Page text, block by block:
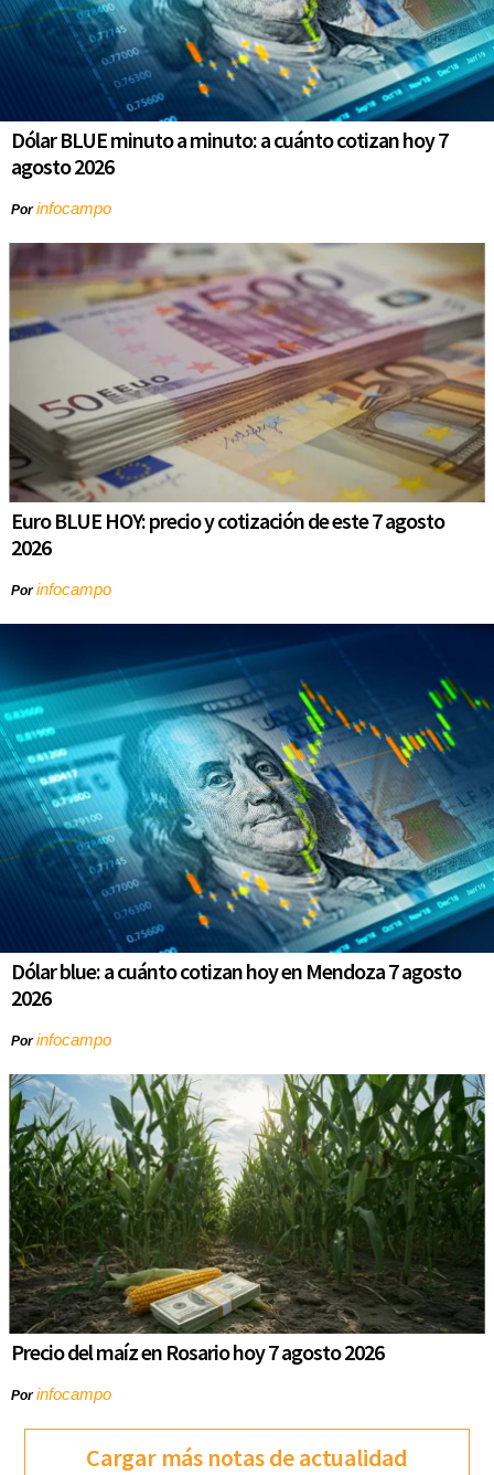
Dólar BLUE minuto a minuto: a cuánto cotizan hoy 7
agosto 2026
Porinfocampo
Euro BLUE HOY: precio y cotización de este 7 agosto
2026
Porinfocampo
Dólar blue: a cuánto cotizan hoy en Mendoza 7 agosto
2026
Porinfocampo
Precio del maíz en Rosario hoy 7 agosto 2026
Porinfocampo
Cargar más notas de actualidad